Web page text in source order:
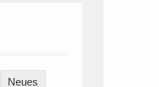
Neues